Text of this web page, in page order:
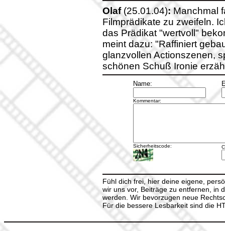
Olaf(25.01.04):Manchmal
Filmprädikate zu zweifeln.
das Prädikat "wertvoll"
meint dazu: "Raffiniert
glanzvollen Actionszenen,
schönen Schuß Ironie
Name:
Kommentar:
Sicherheitscode:
Fühl dich frei, hier deine eigene,
wir uns vor, Beiträge zu entfernen, in
werden. Wir bevorzugen neue
Für die bessere Lesbarkeit sind die